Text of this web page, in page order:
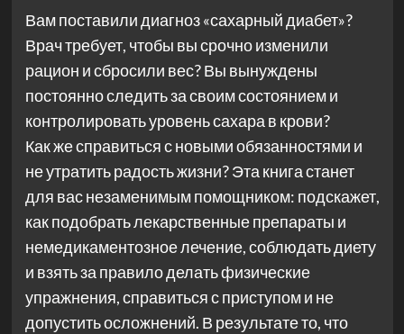
Вам поставили диагноз «сахарный диабет»?
Врач требует, чтобы вы срочно изменили
рацион и сбросили вес? Вы вынуждены
постоянно следить за своим состоянием и
контролировать уровень сахара в крови?
Как же справиться с новыми обязанностями и
не утратить радость жизни? Эта книга станет
для вас незаменимым помощником: подскажет,
как подобрать лекарственные препараты и
немедикаментозное лечение, соблюдать диету
и взять за правило делать физические
упражнения, справиться с приступом и не
допустить осложнений. В результате то, что